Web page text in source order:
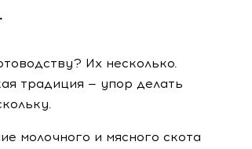
Их несколько.
традиция — упор делать
.
молочного и мясного скота